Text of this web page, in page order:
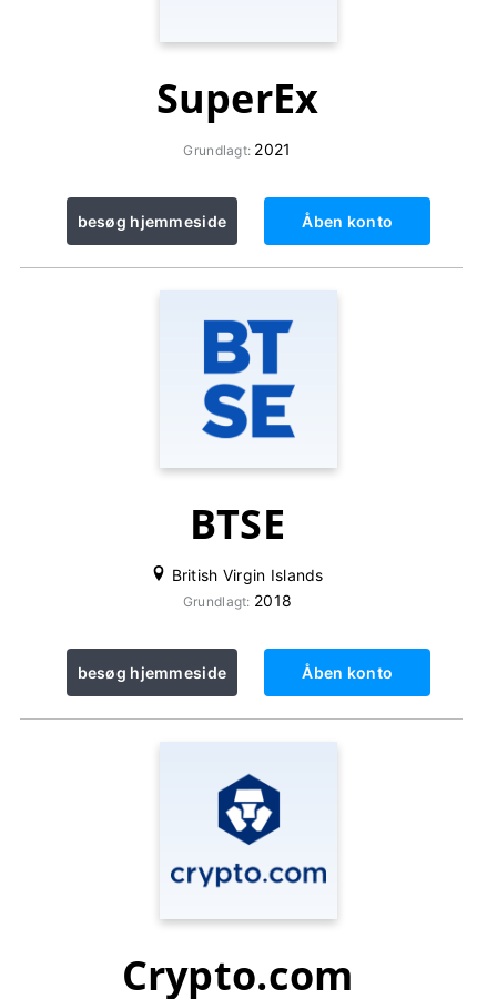
SuperEx
Grundlagt: 2021
besøg hjemmeside Åben konto
BTSE
British Virgin Islands
Grundlagt: 2018
besøg hjemmeside Åben konto
Crypto.com